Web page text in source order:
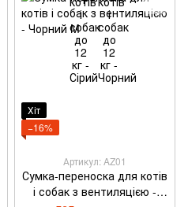
Хіт
−16%
Артикул: AZ01
Сумка-переноска для котів
і собак з вентиляцією -